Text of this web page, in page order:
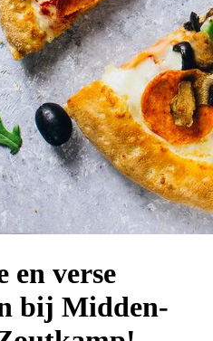
en verse
bij Midden-